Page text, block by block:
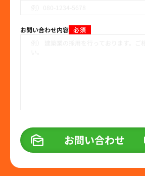
お問い合わせ内容 必須